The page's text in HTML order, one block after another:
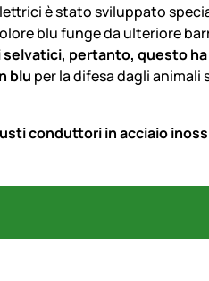
è stato sviluppato
blu funge da ulteriore
pertanto, questo
blu per la difesa dagli
conduttori in acciaio